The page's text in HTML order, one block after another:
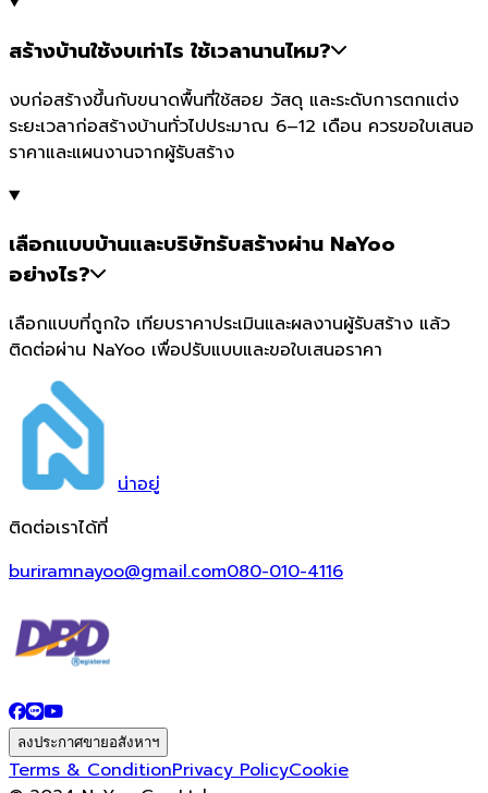
สร้างบ้านใช้งบเท่าไร ใช้เวลานานไหม?
งบก่อสร้างขึ้นกับขนาดพื้นที่ใช้สอย วัสดุ และระดับการตกแต่ง
ระยะเวลาก่อสร้างบ้านทั่วไปประมาณ 6–12 เดือน ควรขอใบเสนอ
ราคาและแผนงานจากผู้รับสร้าง
เลือกแบบบ้านและบริษัทรับสร้างผ่าน NaYoo
อย่างไร?
เลือกแบบที่ถูกใจ เทียบราคาประเมินและผลงานผู้รับสร้าง แล้ว
ติดต่อผ่าน NaYoo เพื่อปรับแบบและขอใบเสนอราคา
น่าอยู่
ติดต่อเราได้ที่
buriramnayoo@gmail.com080-010-4116
ลงประกาศขายอสังหาฯ
Terms & ConditionPrivacy PolicyCookie